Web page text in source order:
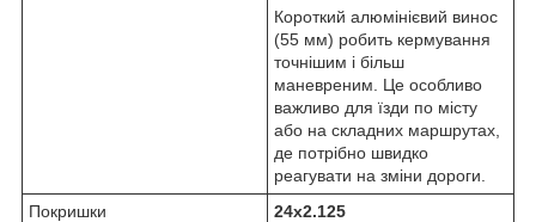
Короткий алюмінієвий винос
(55 мм) робить кермування
точнішим і більш
маневреним. Це особливо
важливо для їзди по місту
або на складних маршрутах,
де потрібно швидко
реагувати на зміни дороги.
Покришки
24x2.125